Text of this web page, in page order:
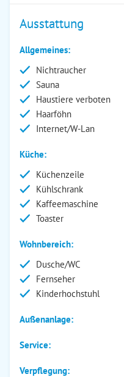
Ausstattung
Allgemeines:
Nichtraucher
Sauna
Haustiere verboten
Haarföhn
Internet/W-Lan
Küche:
Küchenzeile
Kühlschrank
Kaffeemaschine
Toaster
Wohnbereich:
Dusche/WC
Fernseher
Kinderhochstuhl
Außenanlage:
Service:
Verpflegung: